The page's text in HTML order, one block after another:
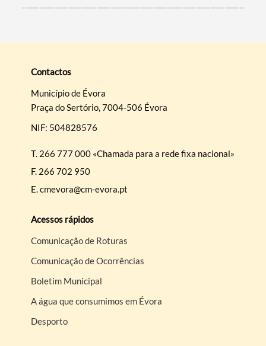
Contactos
Município de Évora
Praça do Sertório, 7004-506 Évora
NIF: 504828576
T. 266 777 000 «Chamada para a rede fixa nacional»
F. 266 702 950
E.cmevora@cm-evora.pt
Acessos rápidos
Comunicação de Roturas
Comunicação de Ocorrências
Boletim Municipal
A água que consumimos em Évora
Desporto